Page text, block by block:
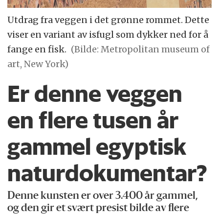
Utdrag fra veggen i det grønne rommet. Dette
viser en variant av isfugl som dykker ned for å
fange en fisk. (Bilde: Metropolitan museum of
art, New York)
Er denne veggen
en flere tusen år
gammel egyptisk
naturdokumentar?
Denne kunsten er over 3.400 år gammel,
og den gir et svært presist bilde av flere